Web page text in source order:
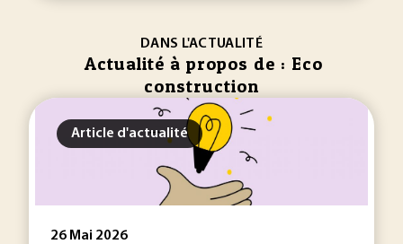
DANS L'ACTUALITÉ
Actualité à propos de : Eco
construction
Article d'actualité
26 Mai 2026